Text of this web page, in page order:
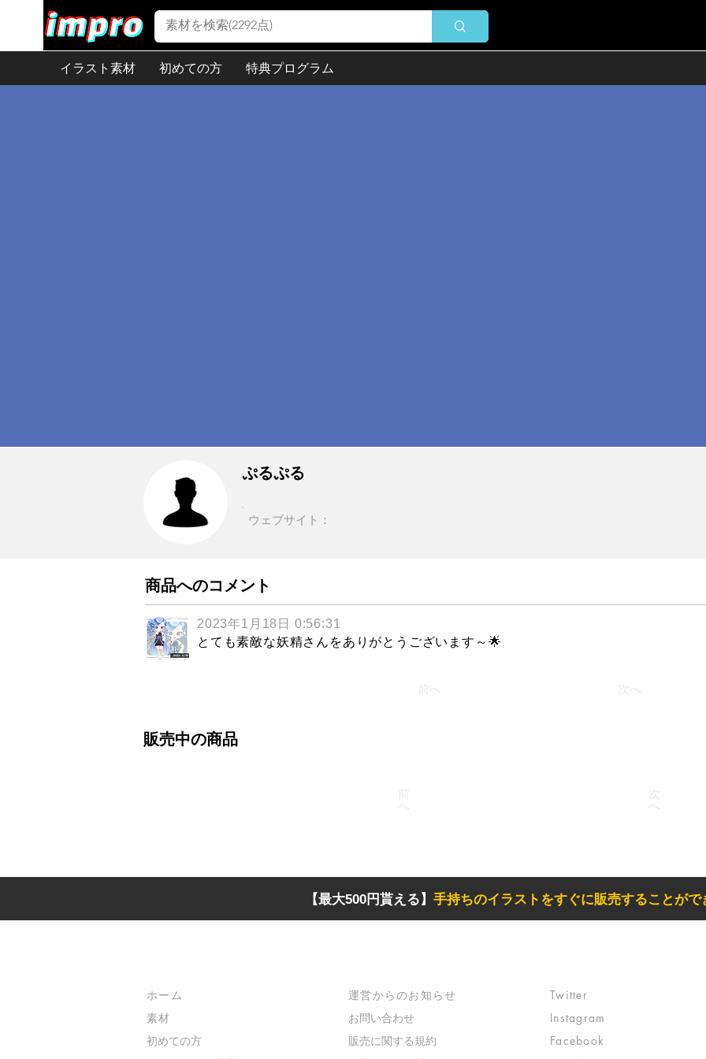
イラスト素材 初めての方 特典プログラム
ぷるぷる
ウェブサイト：
商品へのコメント
2023年1月18日 0:56:31
とても素敵な妖精さんをありがとうございます～🌟
前へ 次へ
販売中の商品
前
へ
次
へ
【最大500円貰える】 手持ちのイラストをすぐに販売することがで
ホーム
素材
初めての方
​運営からのお知らせ
お問い合わせ
​販売に関する規約
Twitter
Instagram
Facebook